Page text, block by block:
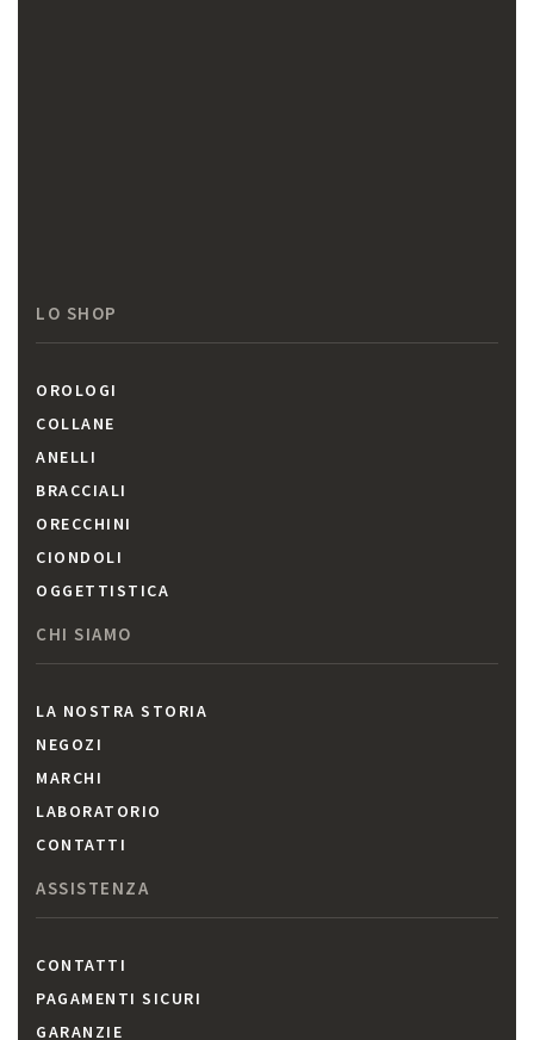
LO SHOP
OROLOGI
COLLANE
ANELLI
BRACCIALI
ORECCHINI
CIONDOLI
OGGETTISTICA
CHI SIAMO
LA NOSTRA STORIA
NEGOZI
MARCHI
LABORATORIO
CONTATTI
ASSISTENZA
CONTATTI
PAGAMENTI SICURI
GARANZIE